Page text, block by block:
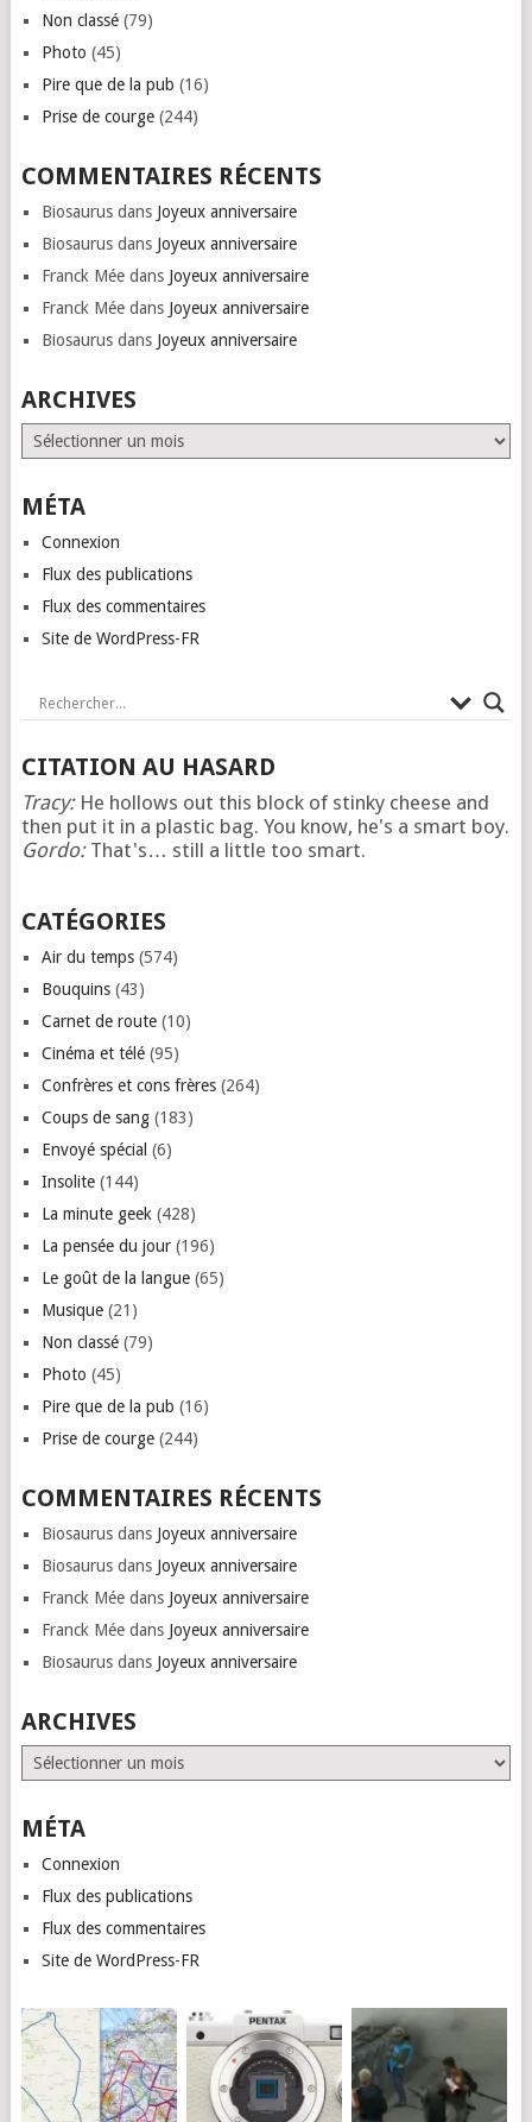
Non classé(79)
Photo (45)
Pire que de la pub (16)
Prise de courge(244)
COMMENTAIRES RÉCENTS
Biosaurusdans Joyeux anniversaire
Biosaurusdans Joyeux anniversaire
Franck Méedans Joyeux anniversaire
Franck Méedans Joyeux anniversaire
Biosaurusdans Joyeux anniversaire
ARCHIVES
Archives
MÉTA
Connexion
Flux des publications
Flux des commentaires
Site de WordPress-FR
CITATION AU HASARD
Tracy:He hollows out this block of stinky cheese and
then put it in a plastic bag. You know, he's a smart boy.
Gordo:That's… still a little too smart.
CATÉGORIES
Air du temps(574)
Bouquins(43)
Carnet de route(10)
Cinéma et télé(95)
Confrères et cons frères(264)
Coups de sang(183)
Envoyé spécial (6)
Insolite(144)
La minute geek (428)
La pensée du jour(196)
Le goût de la langue(65)
Musique(21)
Non classé(79)
Photo (45)
Pire que de la pub (16)
Prise de courge(244)
COMMENTAIRES RÉCENTS
Biosaurusdans Joyeux anniversaire
Biosaurusdans Joyeux anniversaire
Franck Méedans Joyeux anniversaire
Franck Méedans Joyeux anniversaire
Biosaurusdans Joyeux anniversaire
ARCHIVES
Archives
MÉTA
Connexion
Flux des publications
Flux des commentaires
Site de WordPress-FR